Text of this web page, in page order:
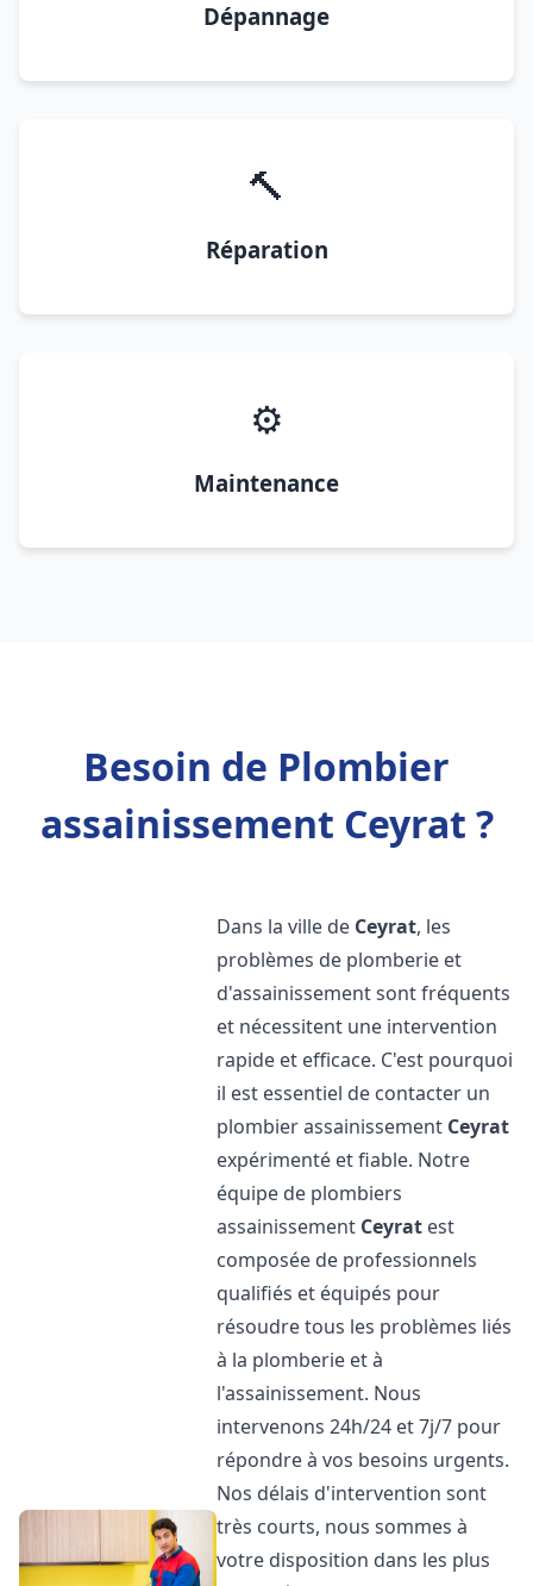
Dépannage
🔨
Réparation
⚙️
Maintenance
Besoin de Plombier
assainissement Ceyrat ?
Dans la ville de Ceyrat, les
problèmes de plomberie et
d'assainissement sont fréquents
et nécessitent une intervention
rapide et efficace. C'est pourquoi
il est essentiel de contacter un
plombier assainissement Ceyrat
expérimenté et fiable. Notre
équipe de plombiers
assainissement Ceyrat est
composée de professionnels
qualifiés et équipés pour
résoudre tous les problèmes liés
à la plomberie et à
l'assainissement. Nous
intervenons 24h/24 et 7j/7 pour
répondre à vos besoins urgents.
Nos délais d'intervention sont
très courts, nous sommes à
votre disposition dans les plus